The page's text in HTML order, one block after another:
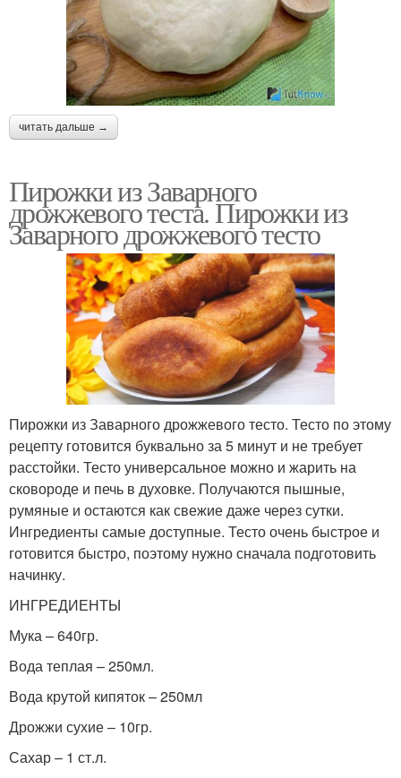
читать дальше →
Пирожки из Заварного
дрожжевого теста. Пирожки из
Заварного дрожжевого тесто
Пирожки из Заварного дрожжевого тесто. Тесто по этому
рецепту готовится буквально за 5 минут и не требует
расстойки. Тесто универсальное можно и жарить на
сковороде и печь в духовке. Получаются пышные,
румяные и остаются как свежие даже через сутки.
Ингредиенты самые доступные. Тесто очень быстрое и
готовится быстро, поэтому нужно сначала подготовить
начинку.
ИНГРЕДИЕНТЫ
Мука – 640гр.
Вода теплая – 250мл.
Вода крутой кипяток – 250мл
Дрожжи сухие – 10гр.
Сахар – 1 ст.л.